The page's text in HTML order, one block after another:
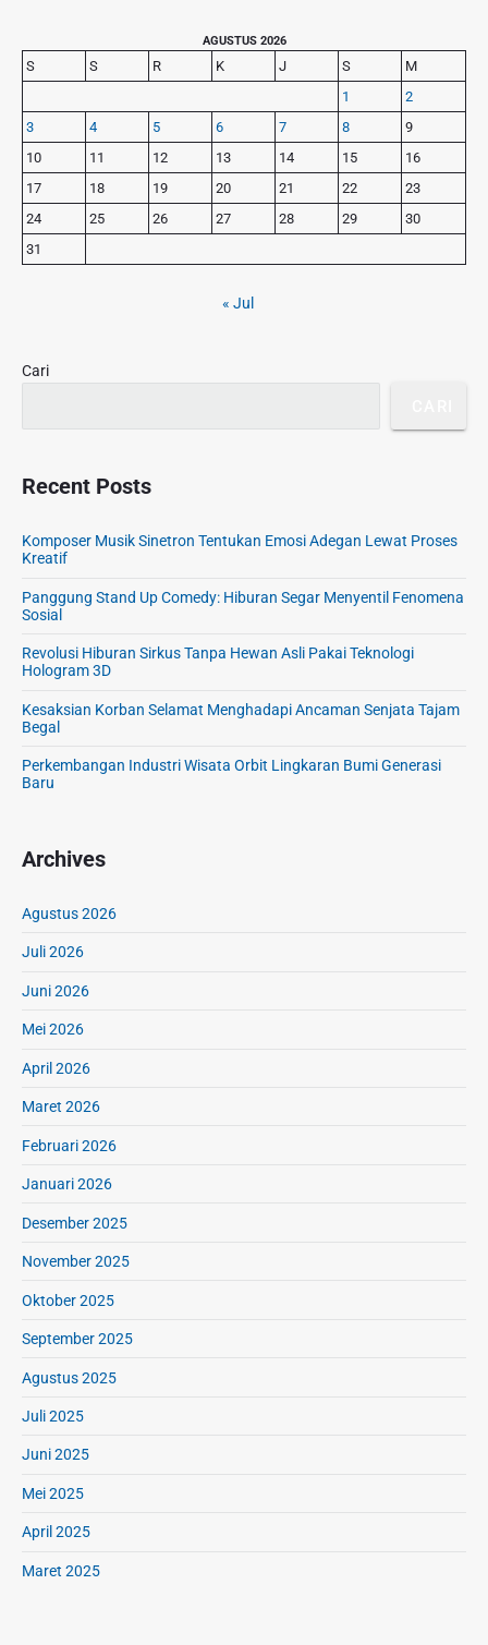
p
o
s
o
u
s
t
:
r
i
m
a
r
y
S
d
e
AGUSTUS 2026
S S R K J S
M
1
2
3
4 5 6 7 8
9
10
11 12 13 14 15
16
17
18 19 20 21 22
23
24
25 26 27 28 29
30
31
« Jul
Cari
Recent Posts
Komposer Musik Sinetron Tentukan Emosi Adegan Lewat Proses
Kreatif
Panggung Stand Up Comedy: Hiburan Segar Menyentil Fenomena
Sosial
Revolusi Hiburan Sirkus Tanpa Hewan Asli Pakai Teknologi
Hologram 3D
Kesaksian Korban Selamat Menghadapi Ancaman Senjata Tajam
Begal
Perkembangan Industri Wisata Orbit Lingkaran Bumi Generasi
Baru
Archives
Agustus 2026
Juli 2026
Juni 2026
Mei 2026
April 2026
Maret 2026
Februari 2026
Januari 2026
Desember 2025
November 2025
Oktober 2025
September 2025
Agustus 2025
Juli 2025
Juni 2025
Mei 2025
April 2025
Maret 2025